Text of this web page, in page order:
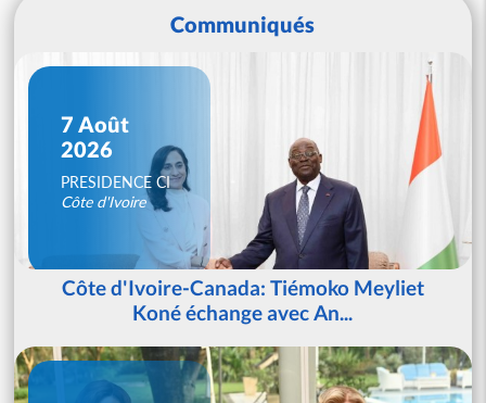
Communiqués
7 Août
2026
PRESIDENCE CI
Côte d'Ivoire
Côte d'Ivoire-Canada: Tiémoko Meyliet
Koné échange avec An...